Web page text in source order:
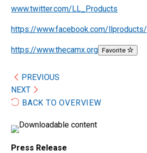
www.twitter.com/LL_Products
https://www.facebook.com/llproducts/
https://www.thecamx.org Favorite
BACK TO OVERVIEW
PREVIOUS
NEXT
Press Release